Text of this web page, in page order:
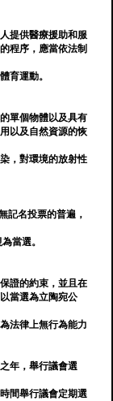
提供醫療援助和服
程序，應當依法制
育運動。
單個物體以及具有
以及自然資源的恢
，對環境的放射性
記名投票的普遍，
當選。
證的約束，並且在
當選為立陶宛公
法律上無行為能力
年，舉行議會選
間舉行議會定期選